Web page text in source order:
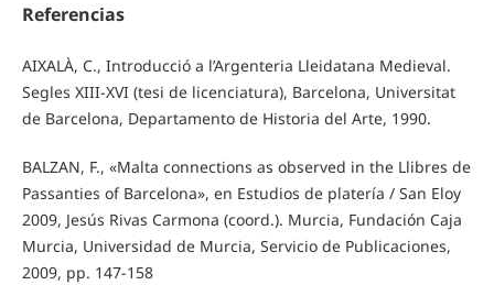
Referencias
AIXALÀ, C., Introducció a l’Argenteria Lleidatana Medieval.
Segles XIII-XVI (tesi de licenciatura), Barcelona, Universitat
de Barcelona, Departamento de Historia del Arte, 1990.
BALZAN, F., «Malta connections as observed in the Llibres de
Passanties of Barcelona», en Estudios de platería / San Eloy
2009, Jesús Rivas Carmona (coord.). Murcia, Fundación Caja
Murcia, Universidad de Murcia, Servicio de Publicaciones,
2009, pp. 147-158